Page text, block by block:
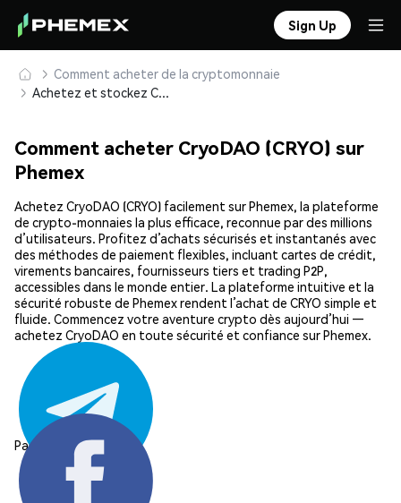
Sign Up
Comment acheter de la cryptomonnaie
Achetez et stockez CryoDAO (CRYO) en toute sécurité
Comment acheter CryoDAO (CRYO) sur
Phemex
Achetez CryoDAO (CRYO) facilement sur Phemex, la plateforme
de crypto-monnaies la plus efficace, reconnue par des millions
d’utilisateurs. Profitez d’achats sécurisés et instantanés avec
des méthodes de paiement flexibles, incluant cartes de crédit,
virements bancaires, fournisseurs tiers et trading P2P,
accessibles dans le monde entier. La plateforme intuitive et la
sécurité robuste de Phemex rendent l’achat de CRYO simple et
fluide. Commencez votre aventure crypto dès aujourd’hui —
achetez CryoDAO en toute sécurité et confiance sur Phemex.
Partager: